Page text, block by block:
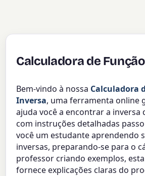
Calculadora de
Bem-vindo à nossa Calculadora
Inversa, uma ferramenta online
ajuda você a encontrar a inversa
com instruções detalhadas passo
você um estudante aprendendo
inversas, preparando-se para o
professor criando exemplos,
fornece explicações claras do